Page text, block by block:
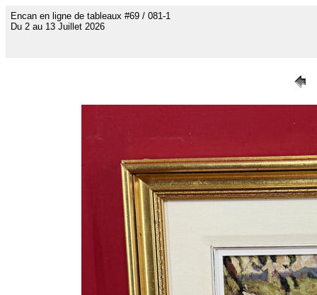
Encan en ligne de tableaux #69 / 081-1
Du 2 au 13 Juillet 2026